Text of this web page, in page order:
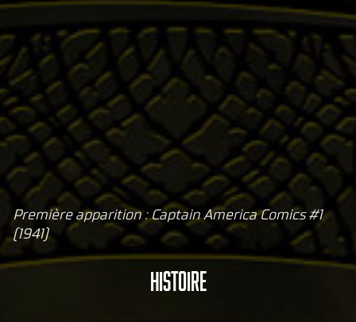
A
c
c
Première apparition : Captain America Comics #1
(1941)
Histoire